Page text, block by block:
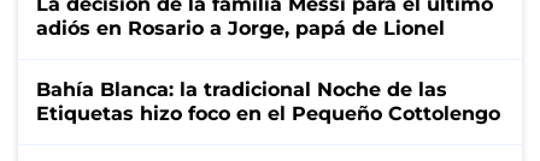
adiós en Rosario a Jorge, papá de Lionel
Bahía Blanca: la tradicional Noche de las
Etiquetas hizo foco en el Pequeño Cottolengo